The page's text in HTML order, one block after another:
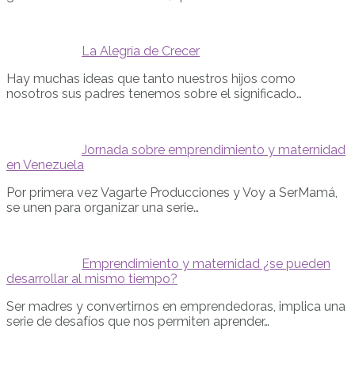
La Alegría de Crecer
Hay muchas ideas que tanto nuestros hijos como
nosotros sus padres tenemos sobre el significado…
Jornada sobre emprendimiento y maternidad
en Venezuela
Por primera vez Vagarte Producciones y Voy a SerMamá,
se unen para organizar una serie…
Emprendimiento y maternidad ¿se pueden
desarrollar al mismo tiempo?
Ser madres y convertirnos en emprendedoras, implica una
serie de desafíos que nos permiten aprender…